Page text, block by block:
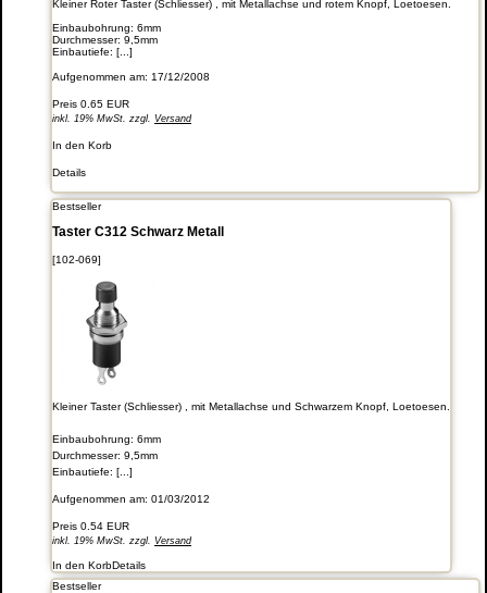
Kleiner Roter Taster (Schliesser) , mit Metallachse und rotem Knopf, Loetoesen.
Einbaubohrung: 6mm
Durchmesser: 9,5mm
Einbautiefe: [...]
Aufgenommen am: 17/12/2008
Preis 0.65 EUR
inkl. 19% MwSt. zzgl. Versand
In den Korb
Details
Bestseller
Taster C312 Schwarz Metall
[102-069]
Kleiner Taster (Schliesser) , mit Metallachse und Schwarzem Knopf, Loetoesen.
Einbaubohrung: 6mm
Durchmesser: 9,5mm
Einbautiefe: [...]
Aufgenommen am: 01/03/2012
Preis 0.54 EUR
inkl. 19% MwSt. zzgl. Versand
In den KorbDetails
Bestseller